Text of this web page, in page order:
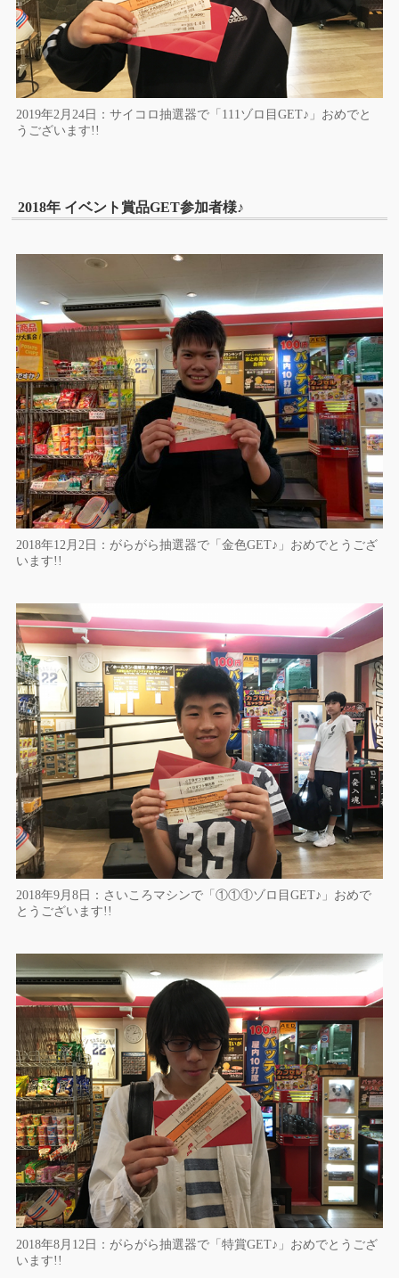
2019年2月24日：サイコロ抽選器で「111ゾロ目GET♪」おめでと
うございます!!
2018年 イベント賞品GET参加者様♪
2018年12月2日：がらがら抽選器で「金色GET♪」おめでとうござ
います!!
2018年9月8日：さいころマシンで「①①①ゾロ目GET♪」おめで
とうございます!!
2018年8月12日：がらがら抽選器で「特賞GET♪」おめでとうござ
います!!